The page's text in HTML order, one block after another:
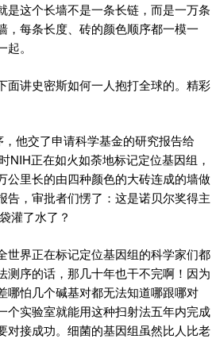
是这个长墙不是一条长链，而是一万条
，每条长度、砖的颜色顺序都一模一
。
面讲史密斯如何一人抱打全球的。精彩
，他交了申请科学基金的研究报告给
NIH正在如火如荼地标记定位基因组，
公里长的由四种颜色的大砖连成的墙做
告，审批者们愣了：这是诺贝尔奖得主
灌了水了？
世界正在标记定位基因组的科学家们都
测序的话，那几十年也干不完啊！因为
哪怕几个碱基对都无法知道哪跟哪对
个实验室就能用这种扫射法五年内完成
对接成功。细菌的基因组虽然比人比老